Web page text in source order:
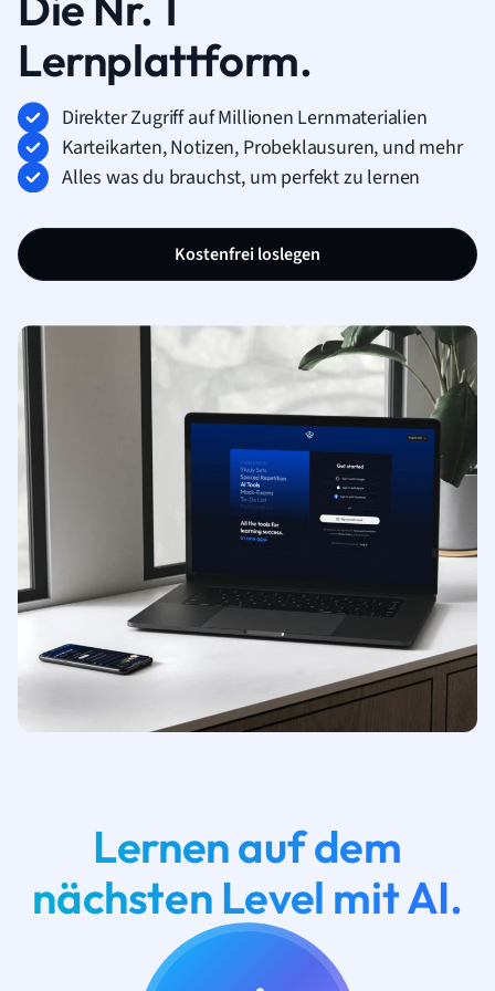
Lernplattform.
Direkter Zugriff auf Millionen Lernmaterialien
Karteikarten, Notizen, Probeklausuren, und mehr
Alles was du brauchst, um perfekt zu lernen
Kostenfrei loslegen
Lernen auf dem
nächsten Level mit AI.